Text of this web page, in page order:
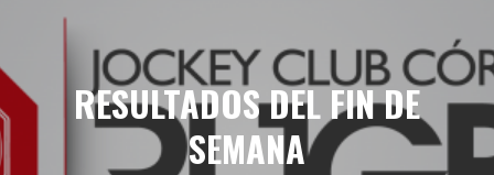
RESULTADOS DEL FIN DE
SEMANA